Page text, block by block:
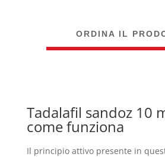
ORDINA IL
Tadalafil sandoz 10
come funziona
Il principio attivo presente in